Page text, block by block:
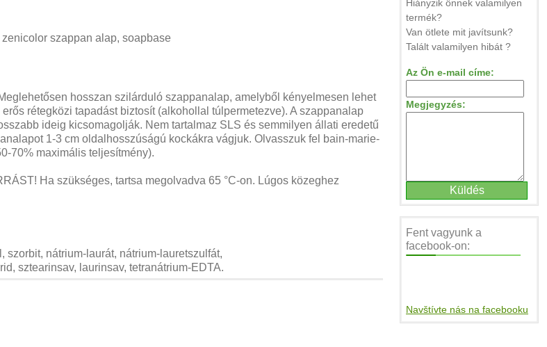
szappan alap, soapbase
hosszan szilárduló szappanalap, amelyből kényelmesen lehet
erős rétegközi tapadást biztosít (alkohollal túlpermetezve). A szappanalap
ideig kicsomagolják. Nem tartalmaz SLS és semmilyen állati eredetű
1-3 cm oldalhosszúságú kockákra vágjuk. Olvasszuk fel bain-marie-
70% maximális teljesítmény).
Ha szükséges, tartsa megolvadva 65 °C-on. Lúgos közeghez
nátrium-laurát, nátrium-lauretszulfát,
sztearinsav, laurinsav, tetranátrium-EDTA.
Hiányzik önnek valamilyen
termék?
Van ötlete mit javítsunk?
Talált valamilyen hibát ?
Az Ön e-mail címe:
Megjegyzés:
Fent vagyunk a
facebook-on:
Navštívte nás na facebooku